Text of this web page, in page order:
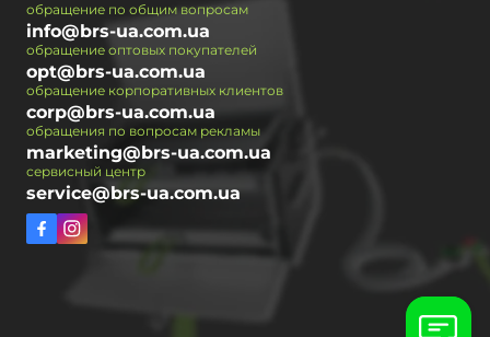
обращение по общим вопросам
info@brs-ua.com.ua
обращение оптовых покупателей
opt@brs-ua.com.ua
обращение корпоративных клиентов
corp@brs-ua.com.ua
обращения по вопросам рекламы
marketing@brs-ua.com.ua
сервисный центр
service@brs-ua.com.ua